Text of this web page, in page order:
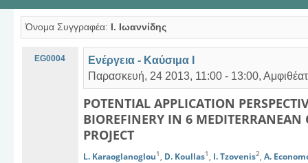
Όνομα Συγγραφέα: Ι. Ιωαννίδης
EG0004
Ενέργεια - Καύσιμα Ι
Παρασκευή, 24 2013, 11:00 - 13:00,
POTENTIAL APPLICATION
BIOREFINERY IN 6 MEDITERRANEAN
PROJECT
L. Karaoglanoglou1 , D. Koullas1 , I. Tzovenis2, A.